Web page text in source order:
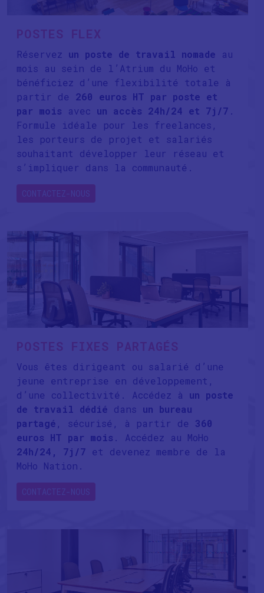
POSTES FLEX
Réservez un poste de travail nomade au
mois au sein de l’Atrium du MoHo et
bénéficiez d’une flexibilité totale à
partir de 260 euros HT par poste et
par mois avec un accès 24h/24 et 7j/7 .
Formule idéale pour les freelances,
les porteurs de projet et salariés
souhaitant développer leur réseau et
s’impliquer dans la communauté.
CONTACTEZ-NOUS
POSTES FIXES PARTAGÉS
Vous êtes dirigeant ou salarié d’une
jeune entreprise en développement,
d’une collectivité. Accédez à un poste
de travail dédié dans un bureau
partagé , sécurisé, à partir de 360
euros HT par mois . Accédez au MoHo
24h/24, 7j/7 et devenez membre de la
MoHo Nation.
CONTACTEZ-NOUS